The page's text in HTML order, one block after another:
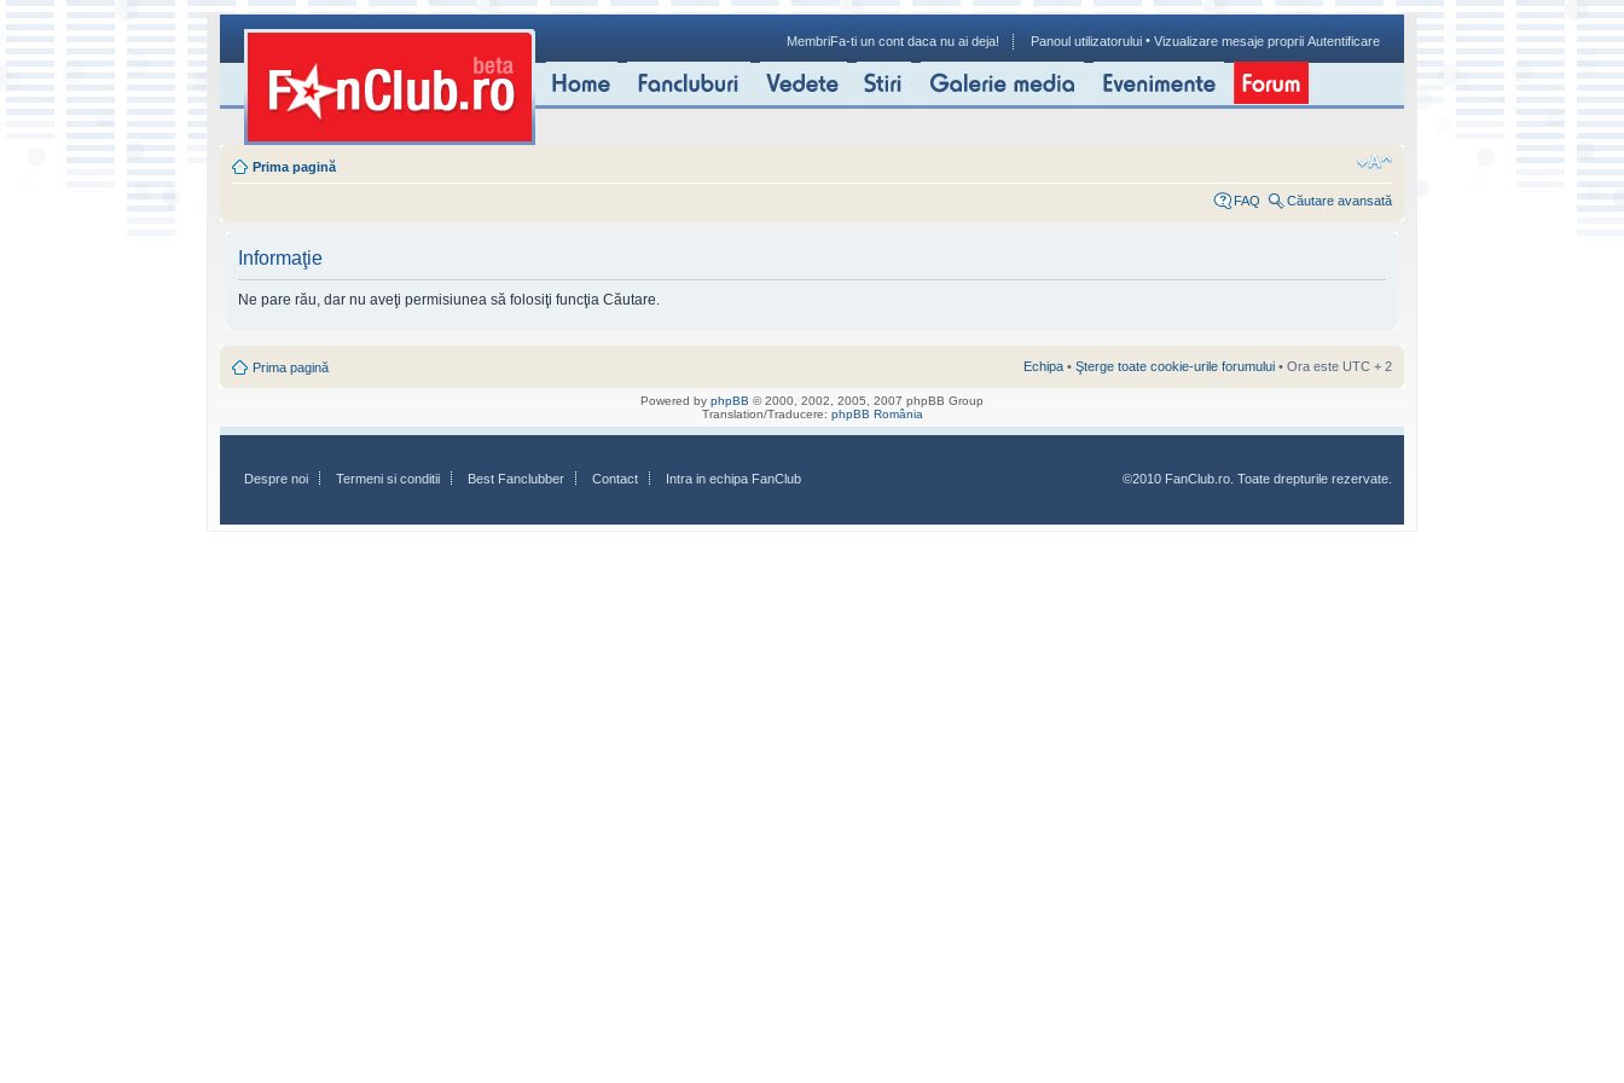
MembriFa-ti un cont daca nu ai deja! Panoul utilizatorului • Vizualizare mesaje proprii Autentificare
Prima pagină
FAQ Căutare avansată
Informaţie
Ne pare rău, dar nu aveţi permisiunea să folosiţi funcţia Căutare.
Prima pagină Echipa • Şterge toate cookie-urile forumului • Ora este UTC + 2
Powered by phpBB © 2000, 2002, 2005, 2007 phpBB Group
Translation/Traducere: phpBB România
Despre noi Termeni si conditii Best Fanclubber Contact Intra in echipa FanClub ©2010 FanClub.ro. Toate drepturile rezervate.